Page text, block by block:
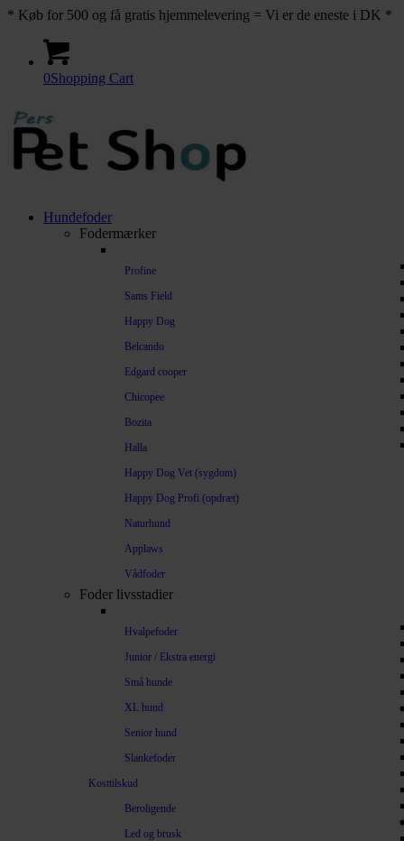
* Køb for 500 og få gratis hjemmelevering = Vi er de eneste i DK *
0Shopping Cart
Hundefoder
Fodermærker
Profine
Sams Field
Happy Dog
Belcando
Edgard cooper
Chicopee
Bozita
Halla
Happy Dog Vet (sygdom)
Happy Dog Profi (opdræt)
Naturhund
Applaws
Vådfoder
Foder livsstadier
Hvalpefoder
Junior / Ekstra energi
Små hunde
XL hund
Senior hund
Slankefoder
Kosttilskud
Beroligende
Led og brusk